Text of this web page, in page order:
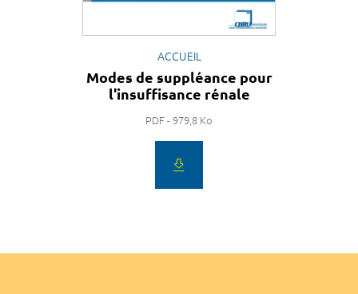
ACCUEIL
Modes de suppléance pour
l'insuffisance rénale
PDF - 979,8 Ko